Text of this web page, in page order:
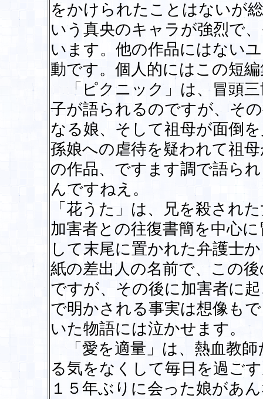
をかけられたことはないが
いう真央のキャラが強烈で
います。他の作品にはない
動です。個人的にはこの短
「ピクニック」は、冒頭
子が語られるのですが、そ
なる娘、そして祖母が面倒
孫娘への虐待を疑われて祖
の作品、ですます調で語ら
んですねえ。
「花うた」は、兄を殺され
加害者との往復書簡を中心
して末尾に置かれた弁護士
紙の差出人の名前で、この
ですが、その後に加害者に
で明かされる事実は想像も
いた物語には泣かせます。
「愛を適量」は、熱血教
る気をなくして毎日を過ご
１５年ぶりに会った娘があ